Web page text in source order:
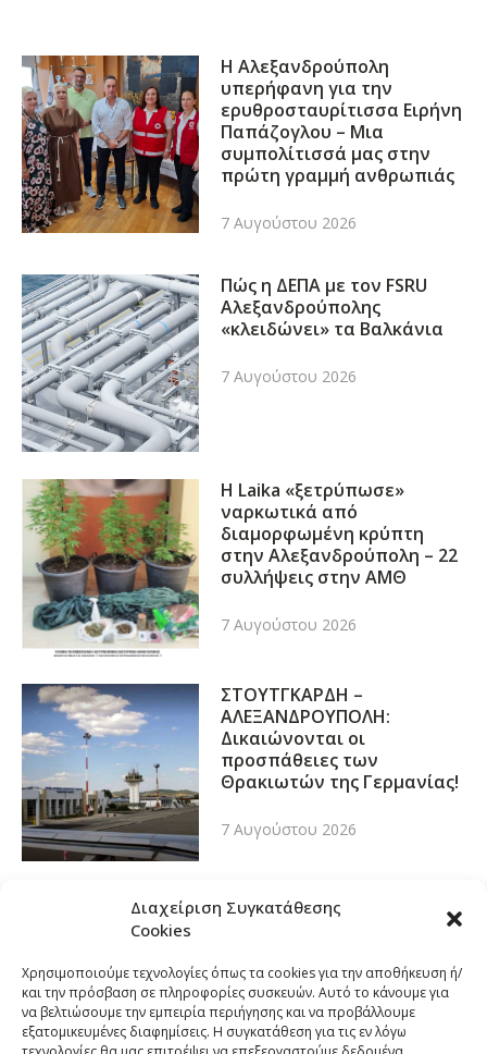
Διαχείριση Συγκατάθεσης
Cookies
Χρησιμοποιούμε τεχνολογίες όπως τα cookies για την αποθήκευση ή/
και την πρόσβαση σε πληροφορίες συσκευών. Αυτό το κάνουμε για
να βελτιώσουμε την εμπειρία περιήγησης και να προβάλλουμε
εξατομικευμένες διαφημίσεις. Η συγκατάθεση για τις εν λόγω
Η Αλεξανδρούπολη
υπερήφανη για την
ερυθροσταυρίτισσα Ειρήνη
Παπάζογλου – Μια
συμπολίτισσά μας στην
πρώτη γραμμή ανθρωπιάς
7 Αυγούστου 2026
Πώς η ΔΕΠΑ με τον FSRU
Αλεξανδρούπολης
«κλειδώνει» τα Βαλκάνια
7 Αυγούστου 2026
Η Laika «ξετρύπωσε»
ναρκωτικά από
διαμορφωμένη κρύπτη
στην Αλεξανδρούπολη – 22
συλλήψεις στην ΑΜΘ
7 Αυγούστου 2026
ΣΤΟΥΤΓΚΑΡΔΗ –
ΑΛΕΞΑΝΔΡΟΥΠΟΛΗ:
Δικαιώνονται οι
προσπάθειες των
Θρακιωτών της Γερμανίας!
7 Αυγούστου 2026